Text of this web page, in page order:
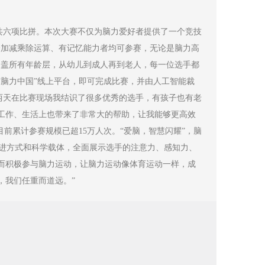
项比拼。本次大赛不仅为脑力爱好者提供了一个竞技
乘除运算、有记忆能力者均可参赛，无论是脑力高
所有年龄层，从幼儿到成人再到老人，每一位选手都
力中国”线上平台，即可完成比赛，并由人工智能裁
在比赛现场我结识了很多优秀的选手，有孩子也有老
、生活上也带来了非常大的帮助，让我能够更高效
累计参赛规模已超15万人次。“爱脑，智慧闪耀”，脑
式和科学载体，全面展示选手的注意力、感知力、
极参与脑力运动，让脑力运动像体育运动一样，成
我们任重而道远。”